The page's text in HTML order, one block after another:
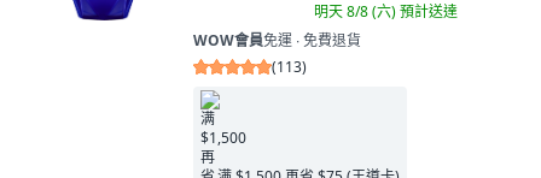
明天 8/8 (六)預計送達
WOW會員免運 ∙ 免費退貨
(113)